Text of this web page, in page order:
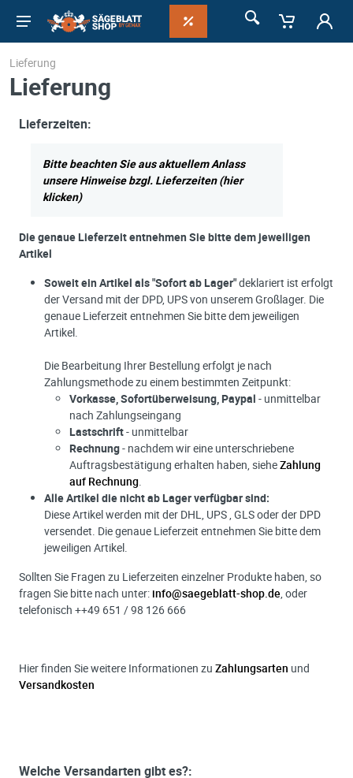
Lieferung
Lieferung
Lieferzeiten:
Bitte beachten Sie aus aktuellem Anlass
unsere Hinweise bzgl. Lieferzeiten (hier
klicken)
Die genaue Lieferzeit entnehmen Sie bitte dem jeweiligen
Artikel
Soweit ein Artikel als "Sofort ab Lager"deklariert ist erfolgt
der Versand mit der DPD, UPS von unserem Großlager. Die
genaue Lieferzeit entnehmen Sie bitte dem jeweiligen
Artikel.
Die Bearbeitung Ihrer Bestellung erfolgt je nach
Zahlungsmethode zu einem bestimmten Zeitpunkt:
Vorkasse, Sofortüberweisung, Paypal - unmittelbar
nach Zahlungseingang
Lastschrift- unmittelbar
Rechnung- nachdem wir eine unterschriebene
Auftragsbestätigung erhalten haben, sieheZahlung
auf Rechnung.
Alle Artikel die nicht ab Lager verfügbar sind:
Diese Artikel werden mit der DHL, UPS , GLS oder der DPD
versendet. Die genaue Lieferzeit entnehmen Sie bitte dem
jeweiligen Artikel.
Sollten Sie Fragen zu Lieferzeiten einzelner Produkte haben, so
fragen Sie bitte nach unter: info@saegeblatt-shop.de, oder
telefonisch ++49 651 / 98 126 666
Hier finden Sie weitere Informationen zu Zahlungsarten und
Versandkosten
Welche Versandarten gibt es?: